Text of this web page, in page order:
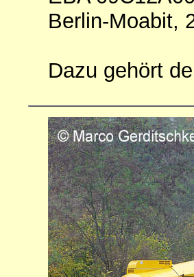
Berlin-Moabit,
Dazu gehört